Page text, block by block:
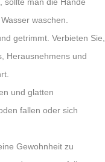
waschen.
getrimmt. Verbieten Sie,
Herausnehmens und
und glatten
fallen oder sich
Gewohnheit zu